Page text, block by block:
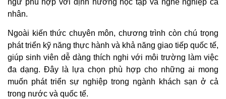
nhân.
Ngoài kiến thức chuyên môn, chương trình còn chú trọng
phát triển kỹ năng thực hành và khả năng giao tiếp quốc tế,
giúp sinh viên dễ dàng thích nghi với môi trường làm việc
đa dạng. Đây là lựa chọn phù hợp cho những ai mong
muốn phát triển sự nghiệp trong ngành khách sạn ở cả
trong nước và quốc tế.